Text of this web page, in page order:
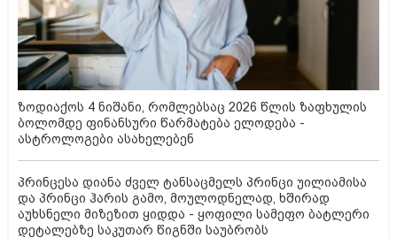
ზოდიაქოს 4 ნიშანი, რომლებსაც 2026 წლის ზაფხულის
ბოლომდე ფინანსური წარმატება ელოდება -
ასტროლოგები ასახელებენ
პრინცესა დიანა ძველ ტანსაცმელს პრინცი უილიამისა
და პრინცი ჰარის გამო, მოულოდნელად, ხშირად
აუხსნელი მიზეზით ყიდდა - ყოფილი სამეფო ბატლერი
დეტალებზე საკუთარ წიგნში საუბრობს